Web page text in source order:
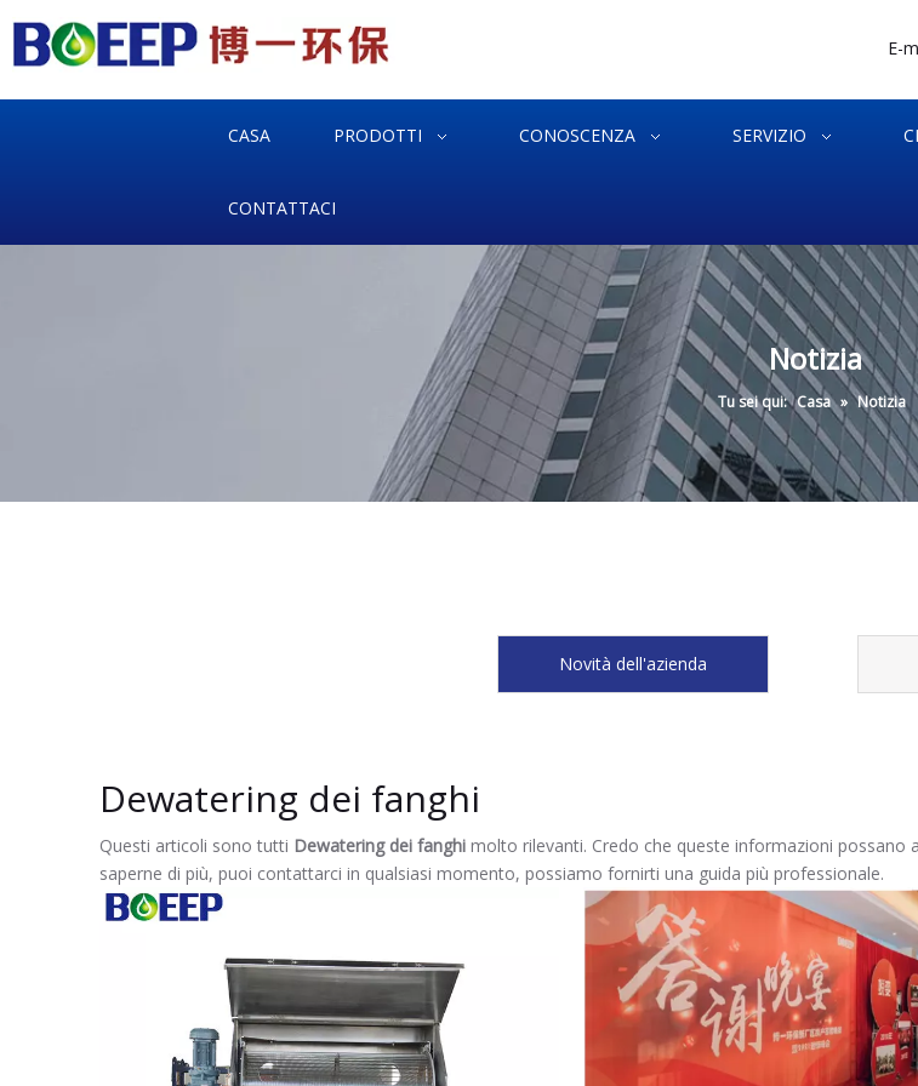
E-
CASA PRODOTTI CONOSCENZA SERVIZIO
CONTATTACI
Notizia
Tu sei qui: Casa » Notizia
Novità dell'azienda
Dewatering dei fanghi
Questi articoli sono tutti Dewatering dei fanghi molto rilevanti. Credo che queste informazioni possano
saperne di più, puoi contattarci in qualsiasi momento, possiamo fornirti una guida più professionale.